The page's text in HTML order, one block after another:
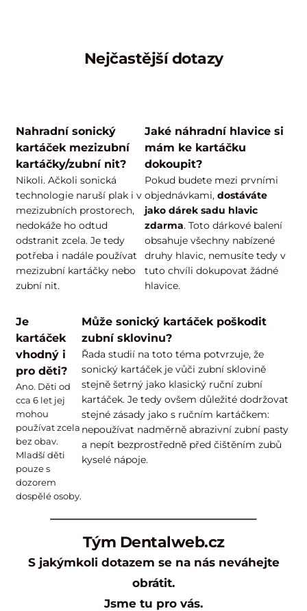
Nejčastější dotazy
Nahradní sonický
kartáček mezizubní
kartáčky/zubní nit?
Nikoli. Ačkoli sonická
technologie naruší plak i v
mezizubních prostorech,
nedokáže ho odtud
odstranit zcela. Je tedy
potřeba i nadále používat
mezizubní kartáčky nebo
zubní nit.
Jaké náhradní hlavice si
mám ke kartáčku
dokoupit?
Pokud budete mezi prvními
objednávkami,dostáváte
jako dárek sadu hlavic
zdarma. Toto dárkové balení
obsahuje všechny nabízené
druhy hlavic, nemusíte tedy v
tuto chvíli dokupovat žádné
hlavice.
Je
kartáček
vhodný i
pro děti?
Ano. Děti od
cca 6 let jej
mohou
používat zcela
bez obav.
Mladší děti
pouze s
dozorem
dospělé osoby.
Může sonický kartáček poškodit
zubní sklovinu?
Řada studií na toto téma potvrzuje, že
sonický kartáček je vůči zubní sklovině
stejně šetrný jako klasický ruční zubní
kartáček. Je tedy ovšem důležité dodržovat
stejné zásady jako s ručním kartáčkem:
nepoužívat nadměrně abrazivní zubní pasty
a nepít bezprostředně před čištěním zubů
kyselé nápoje.
Tým Dentalweb.cz
S jakýmkoli dotazem se na nás neváhejte
obrátit.
Jsme tu pro vás.